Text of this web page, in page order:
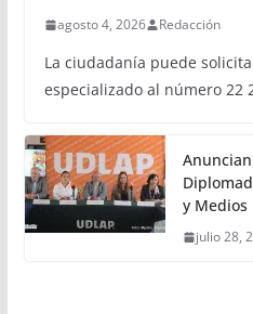
agosto 4, 2026 Redacción
La ciudadanía puede
especializado al número 22
Anuncian
y Medios
julio 28,